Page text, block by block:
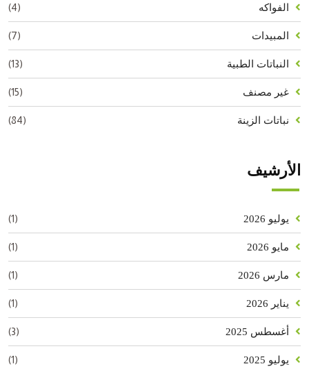
الفواكه (4)
المبيدات (7)
النباتات الطبية (13)
غير مصنف (15)
نباتات الزينة (84)
الأرشيف
يوليو 2026 (1)
مايو 2026 (1)
مارس 2026 (1)
يناير 2026 (1)
أغسطس 2025 (3)
يوليو 2025 (1)